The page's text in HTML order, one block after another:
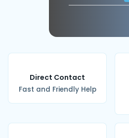
Direct Contact
Fast and Friendly Help